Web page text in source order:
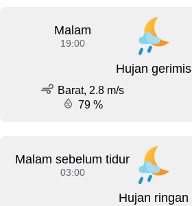
Malam
19:00
Hujan gerimis
Barat, 2.8 m/s
79 %
Malam sebelum tidur
03:00
Hujan ringan